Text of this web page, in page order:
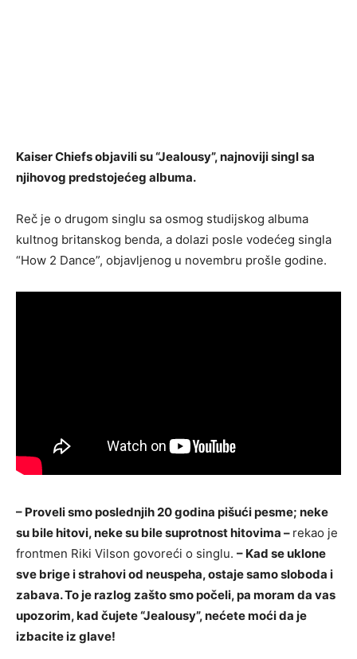
Kaiser Chiefs objavili su “Jealousy”, najnoviji singl sa
njihovog predstojećeg albuma.
Reč je o drugom singlu sa osmog studijskog albuma
kultnog britanskog benda, a dolazi posle vodećeg singla
“How 2 Dance”, objavljenog u novembru prošle godine.
– Proveli smo poslednjih 20 godina pišući pesme; neke
su bile hitovi, neke su bile suprotnost hitovima – rekao je
frontmen Riki Vilson govoreći o singlu. – Kad se uklone
sve brige i strahovi od neuspeha, ostaje samo sloboda i
zabava. To je razlog zašto smo počeli, pa moram da vas
upozorim, kad čujete “Jealousy”, nećete moći da je
izbacite iz glave!